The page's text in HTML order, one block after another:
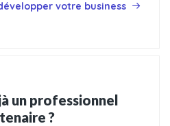
votre business
un professionnel
?